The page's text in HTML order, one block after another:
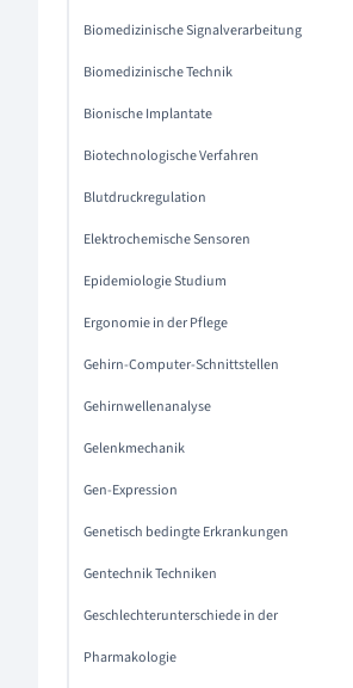
Biomedizinische Signalverarbeitung
Biomedizinische Technik
Bionische Implantate
Biotechnologische Verfahren
Blutdruckregulation
Elektrochemische Sensoren
Epidemiologie Studium
Ergonomie in der Pflege
Gehirn-Computer-Schnittstellen
Gehirnwellenanalyse
Gelenkmechanik
Gen-Expression
Genetisch bedingte Erkrankungen
Gentechnik Techniken
Geschlechterunterschiede in der
Pharmakologie